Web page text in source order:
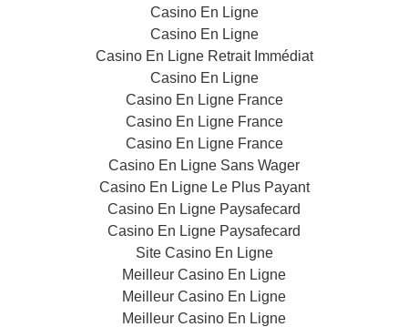
Casino En Ligne
Casino En Ligne
Casino En Ligne Retrait Immédiat
Casino En Ligne
Casino En Ligne France
Casino En Ligne France
Casino En Ligne France
Casino En Ligne Sans Wager
Casino En Ligne Le Plus Payant
Casino En Ligne Paysafecard
Casino En Ligne Paysafecard
Site Casino En Ligne
Meilleur Casino En Ligne
Meilleur Casino En Ligne
Meilleur Casino En Ligne